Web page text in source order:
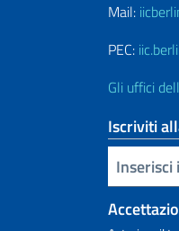
Mail:
PEC:
Gli uffici
Iscriviti
Inserisci la tua email